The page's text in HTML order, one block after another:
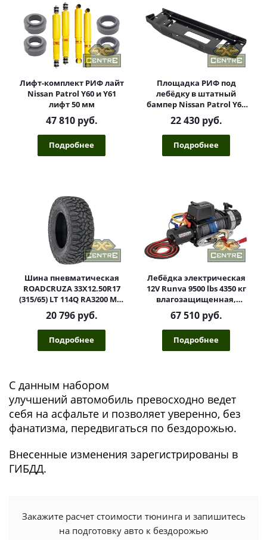
Лифт-комплект РИФ лайт
Nissan Patrol Y60 и Y61
лифт 50 мм
47 810 руб.
Подробнее
Площадка РИФ под
лебёдку в штатный
бампер Nissan Patrol Y61
2004+
22 430 руб.
Подробнее
Шина пневматическая
ROADCRUZA 33X12.50R17
(315/65) LT 114Q RA3200 M/T
POR
20 796 руб.
Подробнее
Лебёдка электрическая
12V Runva 9500 lbs 4350 кг
влагозащищенная,
синтетический трос
67 510 руб.
Подробнее
С данным набором
улучшений автомобиль превосходно ведет
себя на асфальте и позволяет уверенно, без
фанатизма, передвигаться по бездорожью.
Внесенные изменения зарегистрированы в
ГИБДД.
Закажите расчет стоимости тюнинга и запишитесь
на подготовку авто к бездорожью